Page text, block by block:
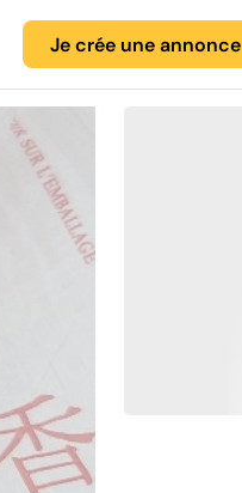
Je crée une annonce